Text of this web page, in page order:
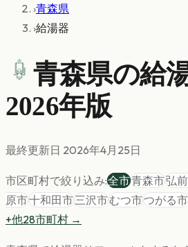
›青森県
›給湯器
青森県の給
2026年版
最終更新日 2026年4月25日
市区町村で絞り込み:全市青森市弘
原市十和田市三沢市むつ市つがる市
+他28市町村 →